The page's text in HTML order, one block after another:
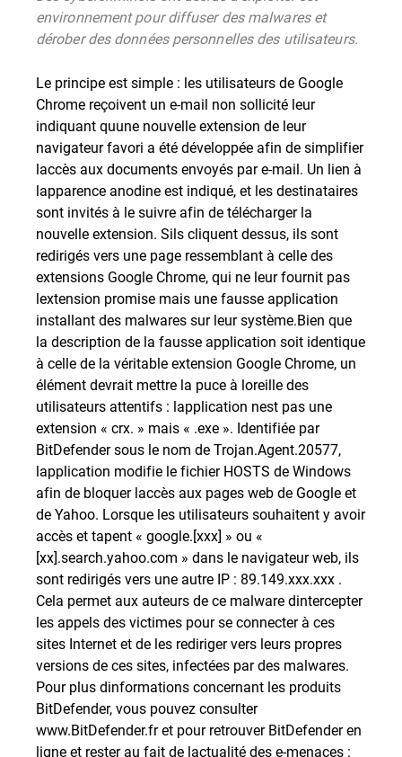
environnement pour diffuser des malwares et
dérober des données personnelles des utilisateurs.
Le principe est simple : les utilisateurs de Google
Chrome reçoivent un e-mail non sollicité leur
indiquant quune nouvelle extension de leur
navigateur favori a été développée afin de simplifier
laccès aux documents envoyés par e-mail. Un lien à
lapparence anodine est indiqué, et les destinataires
sont invités à le suivre afin de télécharger la
nouvelle extension. Sils cliquent dessus, ils sont
redirigés vers une page ressemblant à celle des
extensions Google Chrome, qui ne leur fournit pas
lextension promise mais une fausse application
installant des malwares sur leur système.Bien que
la description de la fausse application soit identique
à celle de la véritable extension Google Chrome, un
élément devrait mettre la puce à loreille des
utilisateurs attentifs : lapplication nest pas une
extension « crx. » mais « .exe ». Identifiée par
BitDefender sous le nom de Trojan.Agent.20577,
lapplication modifie le fichier HOSTS de Windows
afin de bloquer laccès aux pages web de Google et
de Yahoo. Lorsque les utilisateurs souhaitent y avoir
accès et tapent « google.[xxx] » ou «
[xx].search.yahoo.com » dans le navigateur web, ils
sont redirigés vers une autre IP : 89.149.xxx.xxx .
Cela permet aux auteurs de ce malware dintercepter
les appels des victimes pour se connecter à ces
sites Internet et de les rediriger vers leurs propres
versions de ces sites, infectées par des malwares.
Pour plus dinformations concernant les produits
BitDefender, vous pouvez consulter
www.BitDefender.fr et pour retrouver BitDefender en
ligne et rester au fait de lactualité des e-menaces : 